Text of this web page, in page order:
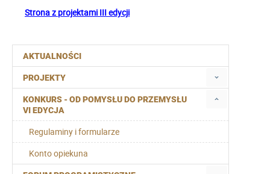
AKTUALNOŚCI
PROJEKTY
KONKURS - OD POMYSŁU DO PRZEMYSŁU
VI EDYCJA
Regulaminy i formularze
Konto opiekuna
Strona z projektami III edycji